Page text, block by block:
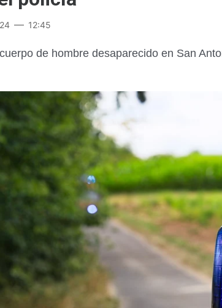
12:45
de hombre desaparecido en San